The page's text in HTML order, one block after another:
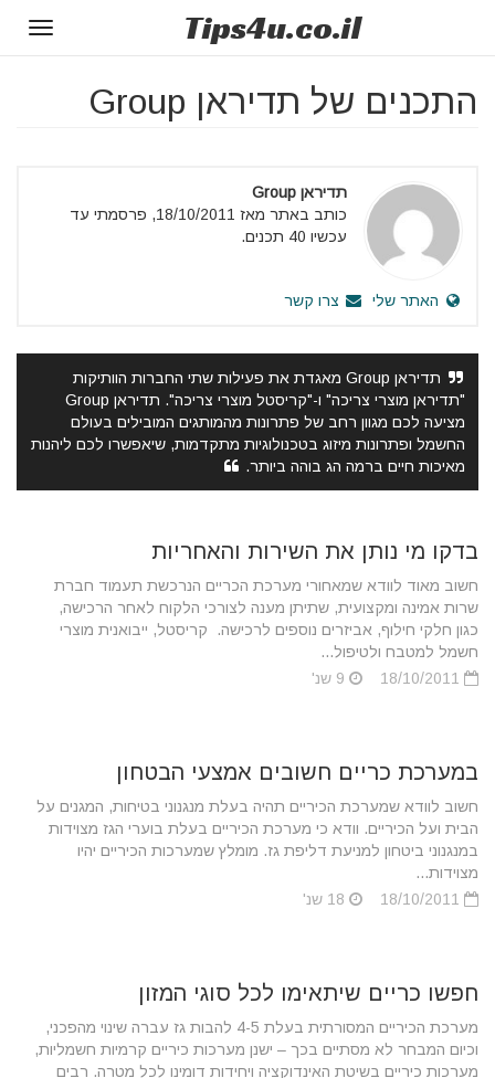
Tips4u.co.il
התכנים של תדיראן Group
תדיראן Group
כותב באתר מאז 18/10/2011, פרסמתי עד
עכשיו 40 תכנים.
האתר שלי צרו קשר
תדיראן Group מאגדת את פעילות שתי החברות הוותיקות
"תדיראן מוצרי צריכה" ו-"קריסטל מוצרי צריכה". תדיראן Group
מציעה לכם מגוון רחב של פתרונות מהמותגים המובילים בעולם
החשמל ופתרונות מיזוג בטכנולוגיות מתקדמות, שיאפשרו לכם ליהנות
מאיכות חיים ברמה הג בוהה ביותר.
בדקו מי נותן את השירות והאחריות
חשוב מאוד לוודא שמאחורי מערכת הכריים הנרכשת תעמוד חברת
שרות אמינה ומקצועית, שתיתן מענה לצורכי הלקוח לאחר הרכישה,
כגון חלקי חילוף, אביזרים נוספים לרכישה. קריסטל, ייבואנית מוצרי
חשמל למטבח ולטיפול...
במערכת כריים חשובים אמצעי הבטחון
חשוב לוודא שמערכת הכיריים תהיה בעלת מנגנוני בטיחות, המגנים על
הבית ועל הכיריים. וודא כי מערכת הכיריים בעלת בוערי הגז מצוידות
במנגנוני ביטחון למניעת דליפת גז. מומלץ שמערכות הכיריים יהיו
מצוידות...
חפשו כריים שיתאימו לכל סוגי המזון
מערכת הכיריים המסורתית בעלת 4-5 להבות גז עברה שינוי מהפכני,
וכיום המבחר לא מסתיים בכך – ישנן מערכות כיריים קרמיות חשמליות,
מערכות כיריים בשיטת האינדוקציה ויחידות דומינו לכל מטרה. רבים